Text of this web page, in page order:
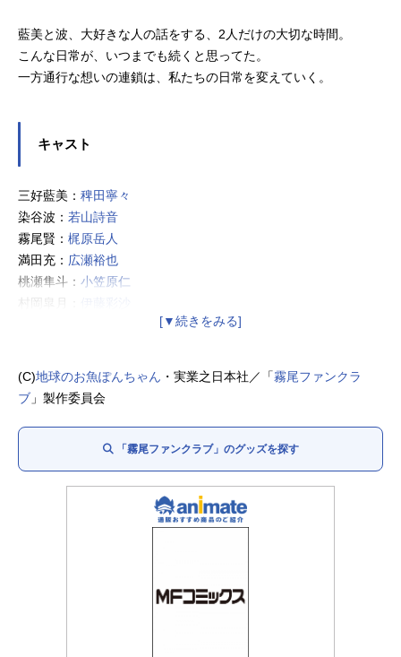
藍美と波、大好きな人の話をする、2人だけの大切な時間。
こんな日常が、いつまでも続くと思ってた。
一方通行な想いの連鎖は、私たちの日常を変えていく。
キャスト
三好藍美： 稗田寧々
染谷波： 若山詩音
霧尾賢： 梶原岳人
満田充： 広瀬裕也
桃瀬隼斗： 小笠原仁
藍美の祖父：
望の母： 能登麻美子
小学生の霧尾：日笠陽子
結愛：芹澤優
(C)地球のお魚ぽんちゃん ・実業之日本社／「霧尾ファンクラ
ブ 」製作委員会
「霧尾ファンクラブ」のグッズを探す